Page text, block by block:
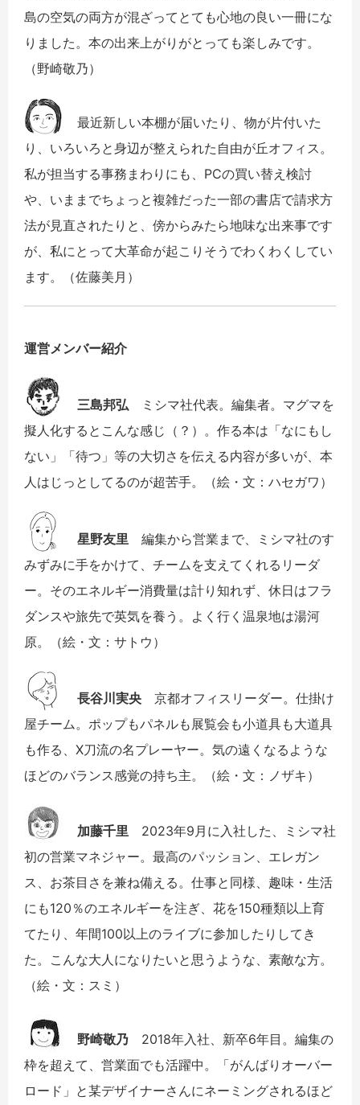
島の空気の両方が混ざってとても心地の良い一冊にな
りました。本の出来上がりがとっても楽しみです。
（野崎敬乃）
最近新しい本棚が届いたり、物が片付いた
り、いろいろと身辺が整えられた自由が丘オフィス。
私が担当する事務まわりにも、PCの買い替え検討
や、いままでちょっと複雑だった一部の書店で請求方
法が見直されたりと、傍からみたら地味な出来事です
が、私にとって大革命が起こりそうでわくわくしてい
ます。（佐藤美月）
運営メンバー紹介
三島邦弘 ミシマ社代表。編集者。マグマを
擬人化するとこんな感じ（？）。作る本は「なにもし
ない」「待つ」等の大切さを伝える内容が多いが、本
人はじっとしてるのが超苦手。（絵・文：ハセガワ）
星野友里 編集から営業まで、ミシマ社のす
みずみに手をかけて、チームを支えてくれるリーダ
ー。そのエネルギー消費量は計り知れず、休日はフラ
ダンスや旅先で英気を養う。よく行く温泉地は湯河
原。（絵・文：サトウ）
長谷川実央 京都オフィスリーダー。仕掛け
屋チーム。ポップもパネルも展覧会も小道具も大道具
も作る、X刀流の名プレーヤー。気の遠くなるような
ほどのバランス感覚の持ち主。（絵・文：ノザキ）
加藤千里 2023年9月に入社した、ミシマ社
初の営業マネジャー。最高のパッション、エレガン
ス、お茶目さを兼ね備える。仕事と同様、趣味・生活
にも120％のエネルギーを注ぎ、花を150種類以上育
てたり、年間100以上のライブに参加したりしてき
た。こんな大人になりたいと思うような、素敵な方。
（絵・文：スミ）
野崎敬乃 2018年入社、新卒6年目。編集の
枠を超えて、営業面でも活躍中。「がんばりオーバー
ロード」と某デザイナーさんにネーミングされるほど